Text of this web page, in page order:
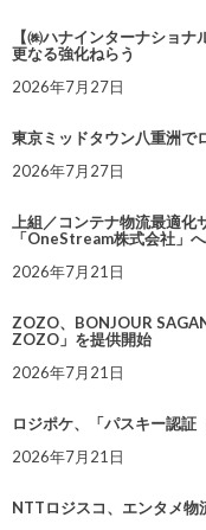
【㈱ハナインターナショ
更なる強化ねらう
2026年7月27日
東京ミッドタウン八重洲で
2026年7月27日
上組／コンテナ物流最適化
「OneStream株式会社」
2026年7月21日
ZOZO、BONJOUR
ZOZO」を提供開始
2026年7月21日
ロジポケ、「パスキー認証
2026年7月21日
NTTロジスコ、エンタメ